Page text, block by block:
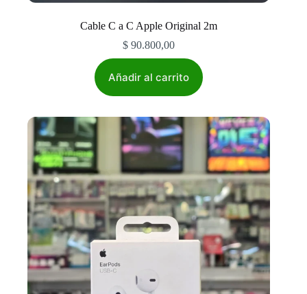
Cable C a C Apple Original 2m
$ 90.800,00
Añadir al carrito